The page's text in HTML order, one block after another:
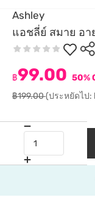
Ashley
แอชลี่ย์ สมาย อา
฿99.00 50%
฿199.00(ประหยัดไป: